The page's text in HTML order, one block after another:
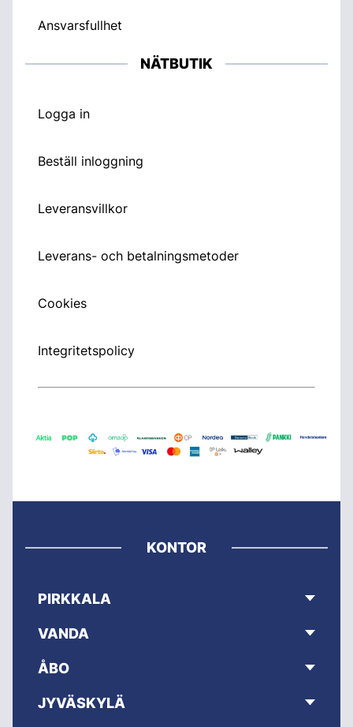
Ansvarsfullhet
NÄTBUTIK
Logga in
Beställ inloggning
Leveransvillkor
Leverans- och betalningsmetoder
Cookies
Integritetspolicy
KONTOR
PIRKKALA
VANDA
ÅBO
JYVÄSKYLÄ